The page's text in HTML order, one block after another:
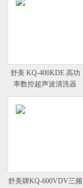
舒美 KQ-400KDE 高功
率数控超声波清洗器
舒美牌KQ-600VDV三频